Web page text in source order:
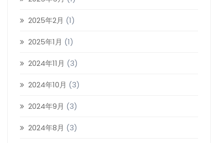
2025年2月 (1)
2025年1月 (1)
2024年11月 (3)
2024年10月 (3)
2024年9月 (3)
2024年8月 (3)